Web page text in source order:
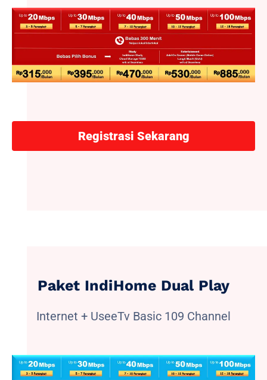
Registrasi Sekarang
Paket IndiHome Dual Play
Internet + UseeTv Basic 109 Channel